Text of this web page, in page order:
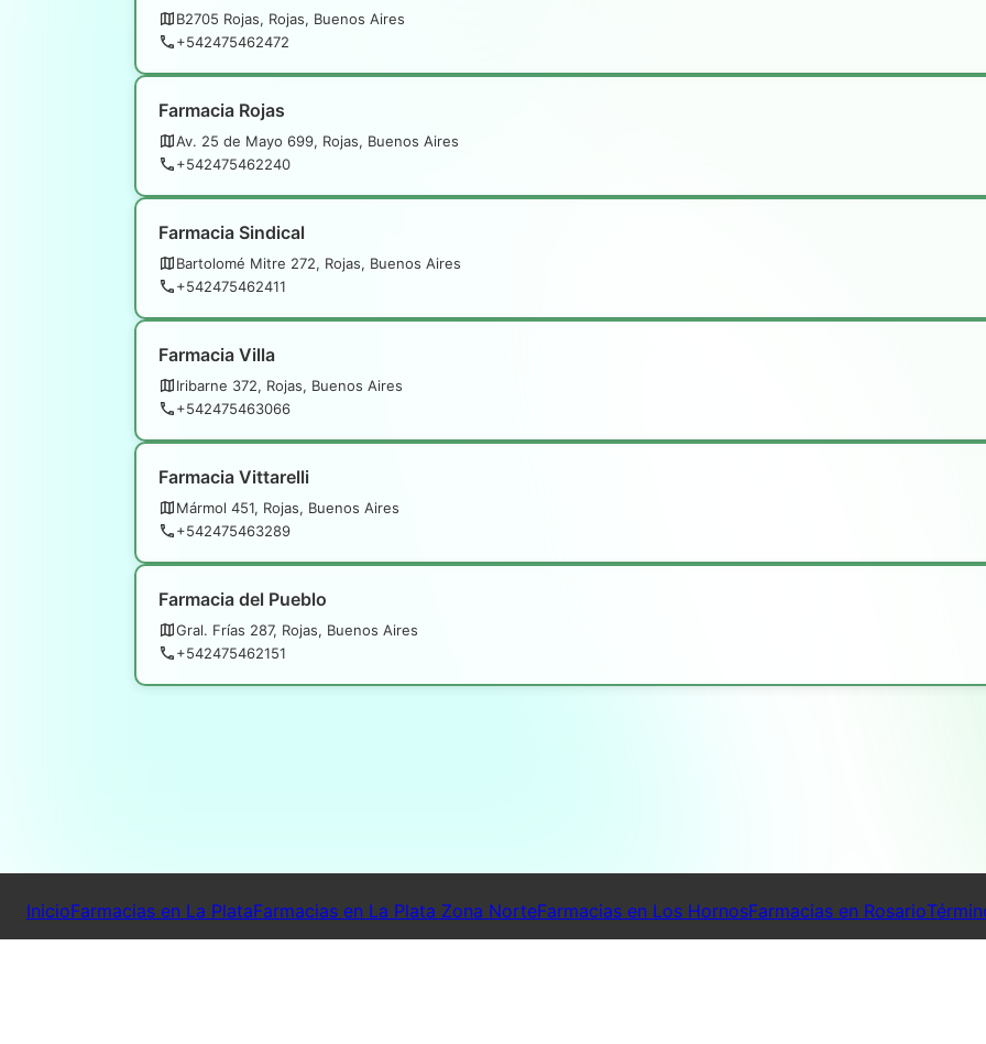
B2705 Rojas, Rojas, Buenos Aires
+542475462472
Farmacia Rojas
Av. 25 de Mayo 699, Rojas, Buenos Aires
+542475462240
Farmacia Sindical
Bartolomé Mitre 272, Rojas, Buenos Aires
+542475462411
Farmacia Villa
Iribarne 372, Rojas, Buenos Aires
+542475463066
Farmacia Vittarelli
Mármol 451, Rojas, Buenos Aires
+542475463289
Farmacia del Pueblo
Gral. Frías 287, Rojas, Buenos Aires
+542475462151
InicioFarmacias en La PlataFarmacias en La Plata Zona NorteFarmacias en Los HornosFarmacias en Rosario